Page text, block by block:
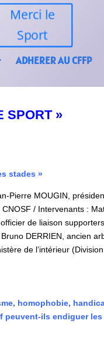
Merci le
Sport
ADHERER AU CFFP
SPORT »
stades »
Pierre MOUGIN,
/ Intervenants :
de liaison
DERRIEN, ancien
de l’intérieur
homophobie,
peuvent-ils endiguer les